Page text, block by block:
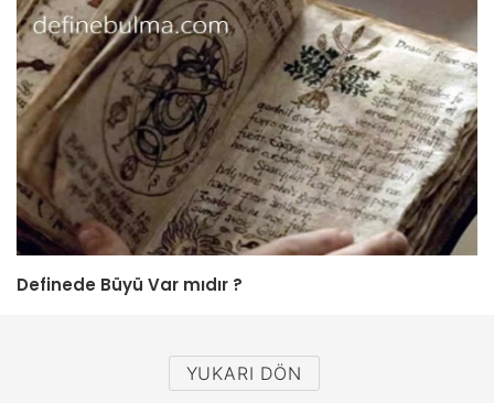
Definede Büyü Var mıdır ?
YUKARI DÖN